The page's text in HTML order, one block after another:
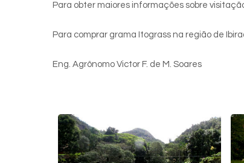
Para obter maiores informações sobre
Para comprar grama Itograss na região de
Eng. Agrônomo Victor F. de M. Soares